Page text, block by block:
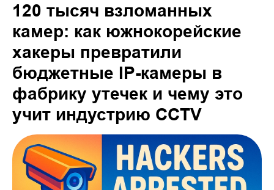
120 тысяч взломанных
камер: как южнокорейские
хакеры превратили
бюджетные IP-камеры в
фабрику утечек и чему это
учит индустрию CCTV